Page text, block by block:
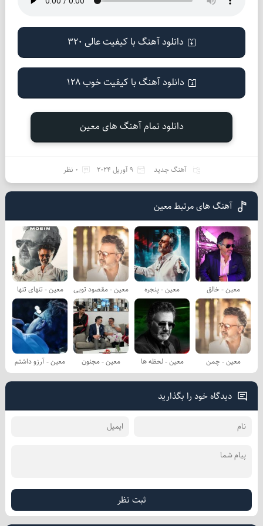
دانلود آهنگ با کیفیت عالی 320
دانلود آهنگ با کیفیت خوب 128
دانلود تمام آهنگ های معین
آهنگ جدید 9 آوریل 2024 0 نظر
آهنگ های مرتبط معین
معین - خالق معین - پنجره معین - مقصود تویی معین - تنهای تنها
معین - چمن معین - لحظه ها معین - مجنون معین - آرزو داشتم
دیدگاه خود را بگذارید
ثبت نظر